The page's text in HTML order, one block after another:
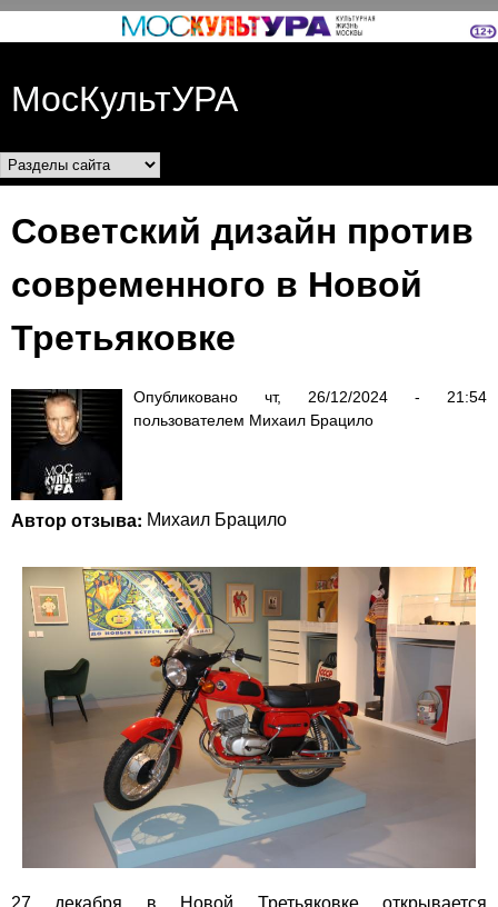
Перейти к основному
МосКультУРА
Разделы сайта
Советский дизайн против
современного в Новой
Третьяковке
Опубликовано чт, 26/12/2024 - 21:54
пользователем Михаил Брацило
Автор отзыва: Михаил Брацило